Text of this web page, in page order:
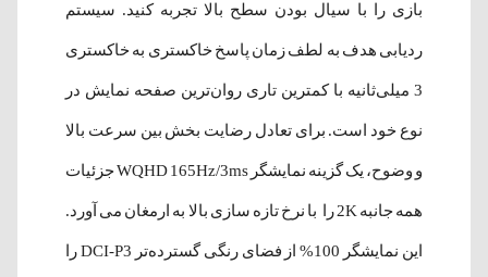
بازی را با سیال بودن سطح بالا تجربه کنید. سیستم
ردیابی هدف به لطف زمان پاسخ خاکستری به خاکستری
3 میلی‌ثانیه با کمترین تاری روان‌ترین صفحه نمایش در
نوع خود است. برای تعادل رضایت بخش بین سرعت بالا
و وضوح، یک گزینه نمایشگر WQHD 165Hz/3ms جزئیات
همه جانبه 2K را با نرخ تازه سازی بالا به ارمغان می آورد.
این نمایشگر 100% از فضای رنگی گسترده‌تر DCI-P3 را